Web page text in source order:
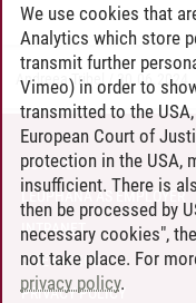
Andreea Tribel 30.06.2024
CONTACT
LEUPHANA AS EMPLOYER
INTRANET
SITE NOTICE
PRIVACY POLICY
We use cookies that
Analytics which store
transmit further
Vimeo) in order to
transmitted to the
European Court of
protection in the USA,
insufficient. There is
then be processed by
necessary cookies",
not take place. For
privacy policy.